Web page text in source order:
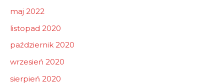
maj 2022
listopad 2020
październik 2020
wrzesień 2020
sierpień 2020